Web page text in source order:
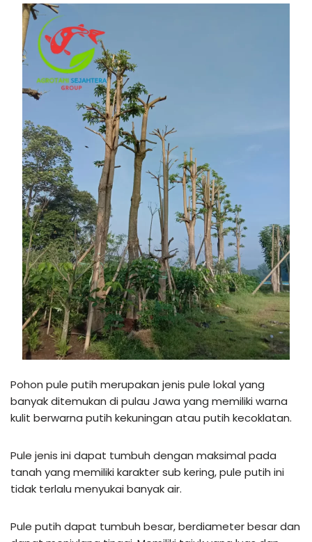
Pohon pule putih merupakan jenis pule lokal yang
banyak ditemukan di pulau Jawa yang memiliki warna
kulit berwarna putih kekuningan atau putih kecoklatan.
Pule jenis ini dapat tumbuh dengan maksimal pada
tanah yang memiliki karakter sub kering, pule putih ini
tidak terlalu menyukai banyak air.
Pule putih dapat tumbuh besar, berdiameter besar dan